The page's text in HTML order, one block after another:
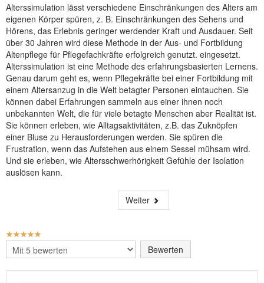
Alterssimulation lässt verschiedene Einschränkungen des Alters am
eigenen Körper spüren, z. B. Einschränkungen des Sehens und
Hörens, das Erlebnis geringer werdender Kraft und Ausdauer. Seit
über 30 Jahren wird diese Methode in der Aus- und Fortbildung
Altenpflege für Pflegefachkräfte erfolgreich genutzt. eingesetzt.
Alterssimulation ist eine Methode des erfahrungsbasierten Lernens.
Genau darum geht es, wenn Pflegekräfte bei einer Fortbildung mit
einem Altersanzug in die Welt betagter Personen eintauchen. Sie
können dabei Erfahrungen sammeln aus einer ihnen noch
unbekannten Welt, die für viele betagte Menschen aber Realität ist.
Sie können erleben, wie Alltagsaktivitäten, z.B. das Zuknöpfen
einer Bluse zu Herausforderungen werden. Sie spüren die
Frustration, wenn das Aufstehen aus einem Sessel mühsam wird.
Und sie erleben, wie Altersschwerhörigkeit Gefühle der Isolation
auslösen kann.
Weiter
BEWERTUNG:
Bitte
bewerten